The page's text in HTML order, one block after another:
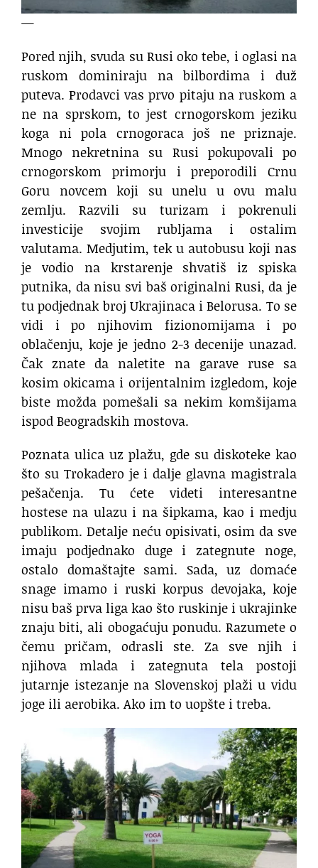
—
Pored njih, svuda su Rusi oko tebe, i oglasi na
ruskom dominiraju na bilbordima i duž
puteva. Prodavci vas prvo pitaju na ruskom a
ne na sprskom, to jest crnogorskom jeziku
koga ni pola crnogoraca još ne priznaje.
Mnogo nekretnina su Rusi pokupovali po
crnogorskom primorju i preporodili Crnu
Goru novcem koji su unelu u ovu malu
zemlju. Razvili su turizam i pokrenuli
investicije svojim rubljama i ostalim
valutama. Medjutim, tek u autobusu koji nas
je vodio na krstarenje shvatiš iz spiska
putnika, da nisu svi baš originalni Rusi, da je
tu podjednak broj Ukrajinaca i Belorusa. To se
vidi i po njihovim fizionomijama i po
oblačenju, koje je jedno 2-3 decenije unazad.
Čak znate da naletite na garave ruse sa
kosim okicama i orijentalnim izgledom, koje
biste možda pomešali sa nekim komšijama
ispod Beogradskih mostova.
Poznata ulica uz plažu, gde su diskoteke kao
što su Trokadero je i dalje glavna magistrala
pešačenja. Tu ćete videti interesantne
hostese na ulazu i na šipkama, kao i medju
publikom. Detalje neću opisivati, osim da sve
imaju podjednako duge i zategnute noge,
ostalo domaštajte sami. Sada, uz domaće
snage imamo i ruski korpus devojaka, koje
nisu baš prva liga kao što ruskinje i ukrajinke
znaju biti, ali obogaćuju ponudu. Razumete o
čemu pričam, odrasli ste. Za sve njih i
njihova mlada i zategnuta tela postoji
jutarnje istezanje na Slovenskoj plaži u vidu
joge ili aerobika. Ako im to uopšte i treba.